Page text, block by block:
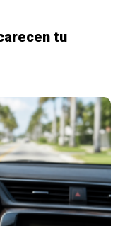
tu